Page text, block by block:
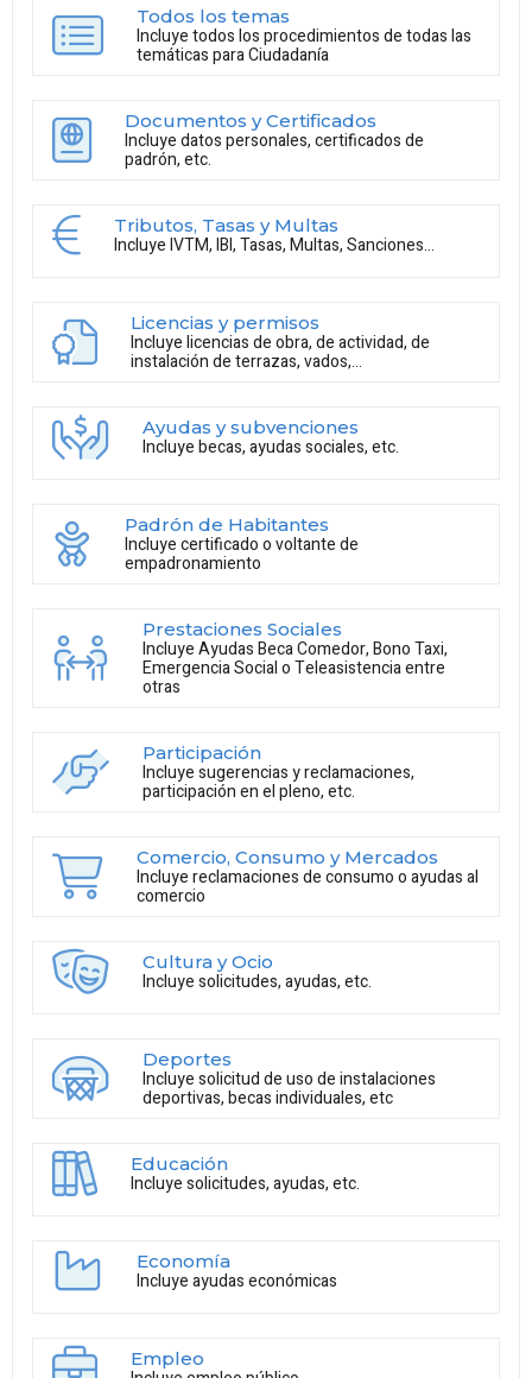
Todos los temas
Incluye todos los procedimientos de todas las
temáticas para Ciudadanía
Documentos y Certificados
Incluye datos personales, certificados de
padrón, etc.
Tributos, Tasas y Multas
Incluye IVTM, IBI, Tasas, Multas, Sanciones...
Licencias y permisos
Incluye licencias de obra, de actividad, de
instalación de terrazas, vados,...
Ayudas y subvenciones
Incluye becas, ayudas sociales, etc.
Padrón de Habitantes
Incluye certificado o voltante de
empadronamiento
Prestaciones Sociales
Incluye Ayudas Beca Comedor, Bono Taxi,
Emergencia Social o Teleasistencia entre
otras
Participación
Incluye sugerencias y reclamaciones,
participación en el pleno, etc.
Comercio, Consumo y Mercados
Incluye reclamaciones de consumo o ayudas al
comercio
Cultura y Ocio
Incluye solicitudes, ayudas, etc.
Deportes
Incluye solicitud de uso de instalaciones
deportivas, becas individuales, etc
Educación
Incluye solicitudes, ayudas, etc.
Economía
Incluye ayudas económicas
Empleo